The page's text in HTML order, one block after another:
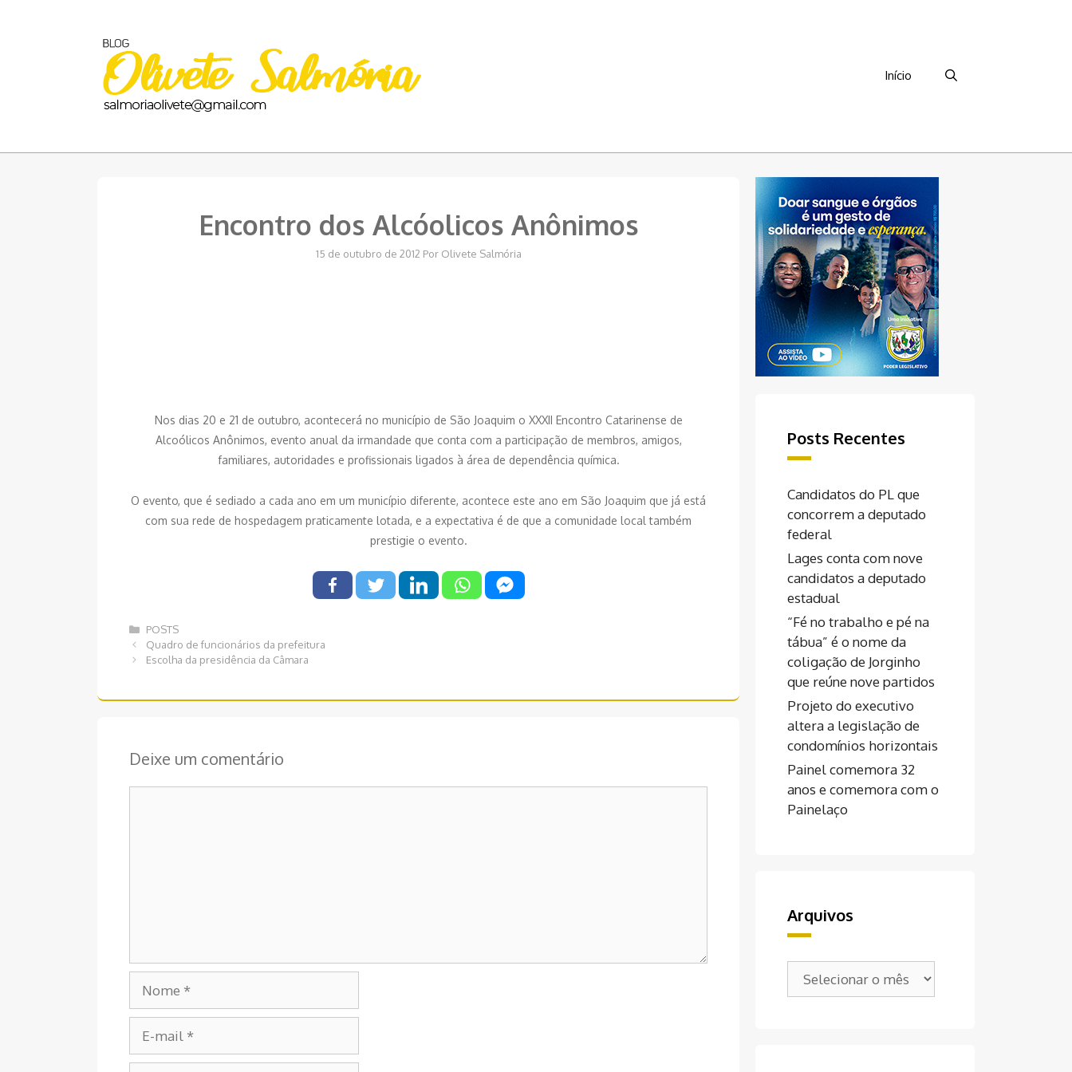
Início
Encontro dos Alcóolicos Anônimos
15 de outubro de 2012 Por Olivete Salmória
Nos dias 20 e 21 de outubro, acontecerá no município de São Joaquim o XXXII Encontro Catarinense de
Alcoólicos Anônimos, evento anual da irmandade que conta com a participação de membros, amigos,
familiares, autoridades e profissionais ligados à área de dependência química.
O evento, que é sediado a cada ano em um município diferente, acontece este ano em São Joaquim que já está
com sua rede de hospedagem praticamente lotada, e a expectativa é de que a comunidade local também
prestigie o evento.
Categorias
POSTS
Navegação
de
Quadro de funcionários da prefeitura
Escolha da presidência da Câmara
Deixe um comentário
mail
Posts Recentes
Candidatos do PL que
concorrem a deputado
federal
Lages conta com nove
candidatos a deputado
estadual
“Fé no trabalho e pé na
tábua” é o nome da
coligação de Jorginho
que reúne nove partidos
Projeto do executivo
altera a legislação de
condomínios horizontais
Painel comemora 32
anos e comemora com o
Painelaço
Arquivos